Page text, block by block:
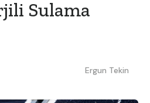
Sulama
Ergun Tekin